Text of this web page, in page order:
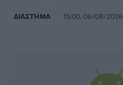
ΔΙΆΣΤΗΜΑ 15:00, 06/08/2026